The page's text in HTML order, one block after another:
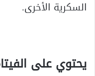
السكرية الأخرى.
يحتوي على